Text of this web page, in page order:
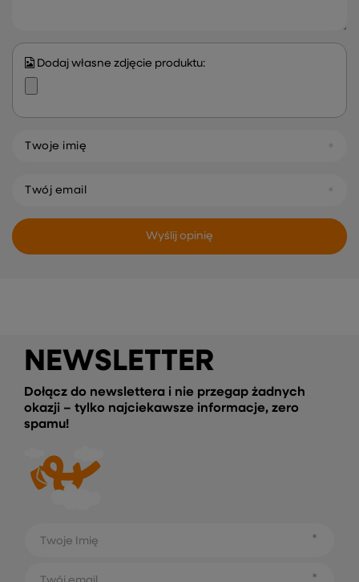
Dodaj własne zdjęcie produktu:
Twoje imię
Twój email
Wyślij opinię
NEWSLETTER
Dołącz do newslettera i nie przegap żadnych
okazji – tylko najciekawsze informacje, zero
spamu!
Twoje Imię